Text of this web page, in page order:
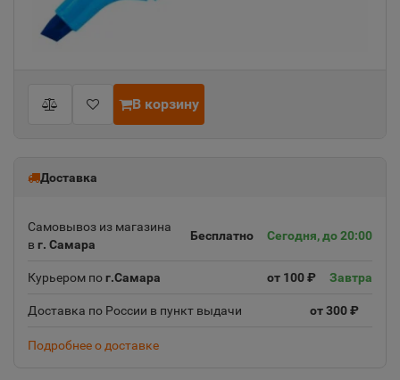
В корзину
Доставка
Самовывоз из магазина
в г. Самара
Бесплатно Сегодня, до 20:00
Курьером пог.Самара от 100 ₽ Завтра
Доставка по России в пункт выдачи от 300 ₽
Подробнее о доставке